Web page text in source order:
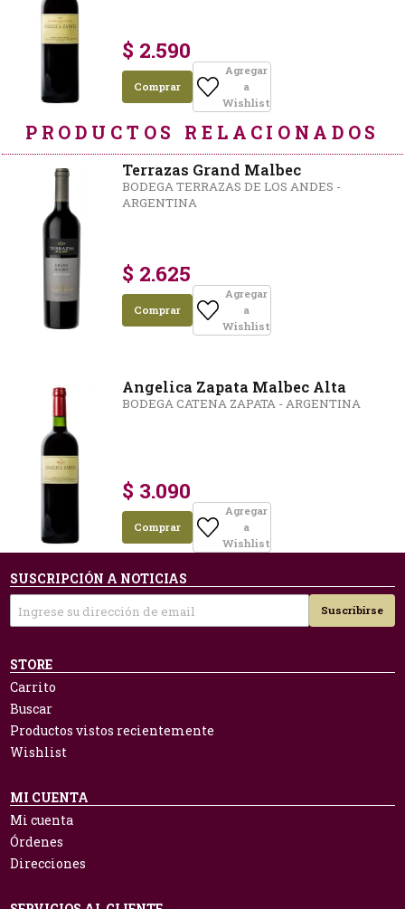
$ 2.590
Comprar
Agregar
a
Wishlist
PRODUCTOS RELACIONADOS
Terrazas Grand Malbec
BODEGA TERRAZAS DE LOS ANDES -
ARGENTINA
$ 2.625
Comprar
Agregar
a
Wishlist
Angelica Zapata Malbec Alta
BODEGA CATENA ZAPATA - ARGENTINA
$ 3.090
Comprar
Agregar
a
Wishlist
SUSCRIPCIÓN A NOTICIAS
Suscribirse
STORE
Carrito
Buscar
Productos vistos recientemente
Wishlist
MI CUENTA
Mi cuenta
Órdenes
Direcciones